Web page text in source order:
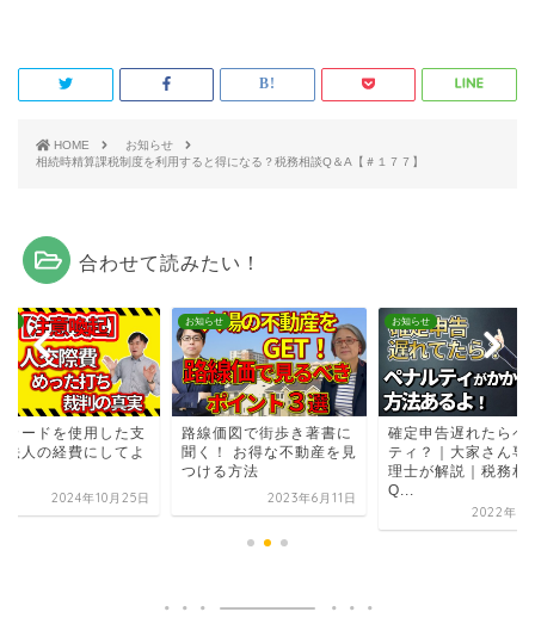
HOME
お知らせ
相続時精算課税制度を利用すると得になる？税務相談Q＆A【＃１７７】
合わせて読みたい！
カードを使用した支
法人の経費にしてよ
2024年10月25日
お知らせ
路線価図で街歩き著書に
聞く！ お得な不動産を見
つける方法
2023年6月11日
お知らせ
確定申告遅れたらペ
ティ？｜大家さん専
理士が解説｜税務相
Q...
2022年3